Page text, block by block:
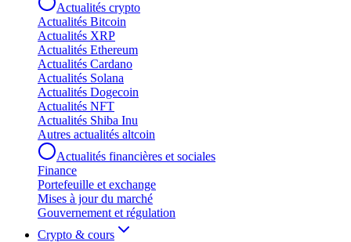
Actualités crypto
Actualités Bitcoin
Actualités XRP
Actualités Ethereum
Actualités Cardano
Actualités Solana
Actualités Dogecoin
Actualités NFT
Actualités Shiba Inu
Autres actualités altcoin
Actualités financières et sociales
Finance
Portefeuille et exchange
Mises à jour du marché
Gouvernement et régulation
Crypto & cours